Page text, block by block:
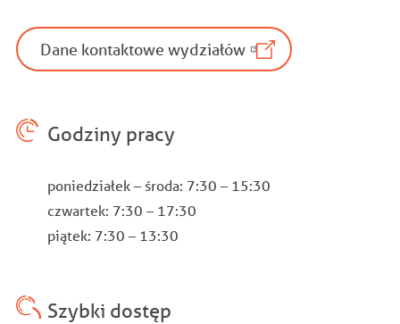
Dane kontaktowe wydziałów
Godziny pracy
poniedziałek – środa: 7:30 – 15:30
czwartek: 7:30 – 17:30
piątek: 7:30 – 13:30
Szybki dostęp